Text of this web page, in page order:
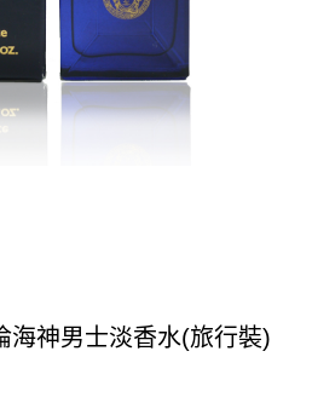
海神男士淡香水(旅行裝)